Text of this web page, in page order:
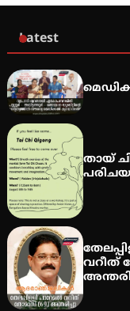
Latest
തായ്
വറീത്